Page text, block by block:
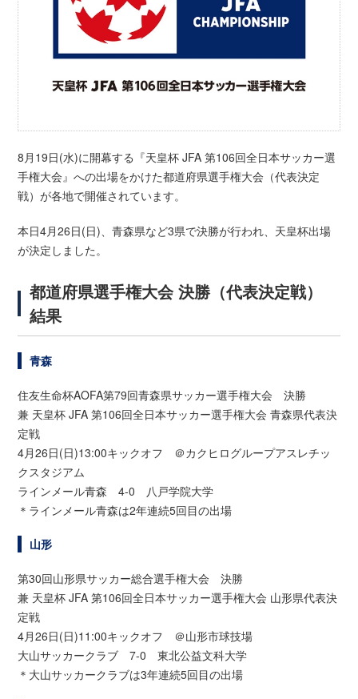
8月19日(水)に開幕する『天皇杯 JFA 第106回全日本サッカー選
手権大会』への出場をかけた都道府県選手権大会（代表決定
戦）が各地で開催されています。
本日4月26日(日)、青森県など3県で決勝が行われ、天皇杯出場
が決定しました。
都道府県選手権大会 決勝（代表決定戦）
結果
青森
住友生命杯AOFA第79回青森県サッカー選手権大会 決勝
兼 天皇杯 JFA 第106回全日本サッカー選手権大会 青森県代表決
定戦
4月26日(日)13:00キックオフ ＠カクヒログループアスレチッ
クスタジアム
ラインメール青森 4-0 八戸学院大学
＊ラインメール青森は2年連続5回目の出場
山形
第30回山形県サッカー総合選手権大会 決勝
兼 天皇杯 JFA 第106回全日本サッカー選手権大会 山形県代表決
定戦
4月26日(日)11:00キックオフ ＠山形市球技場
大山サッカークラブ 7-0 東北公益文科大学
＊大山サッカークラブは3年連続5回目の出場